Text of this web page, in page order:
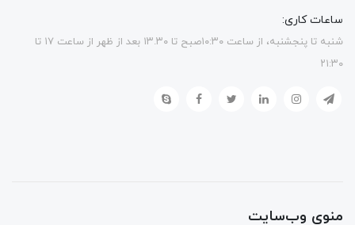
ساعات کاری:
شنبه تا پنجشنبه، از ساعت ۱۰:۳۰صبح تا ۱۳.۳۰ بعد از ظهر از ساعت ۱۷ تا
۲۱:۳۰
منوی وب‌سایت